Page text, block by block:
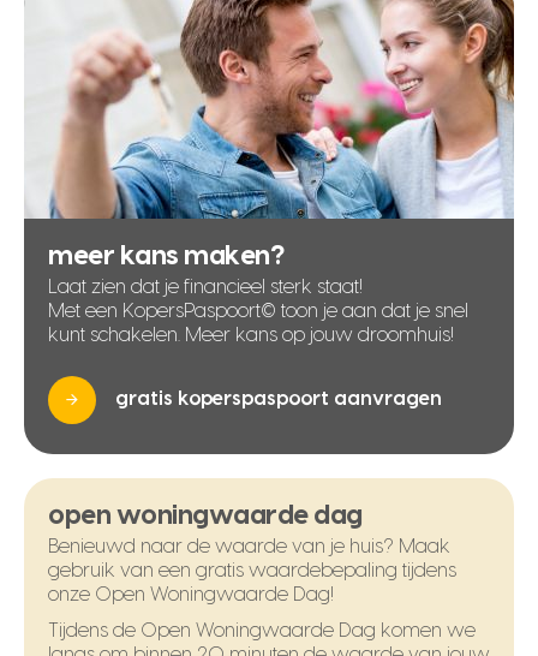
meer kans maken?
Laat zien dat je financieel sterk staat!
Met een KopersPaspoort© toon je aan dat je snel
kunt schakelen. Meer kans op jouw droomhuis!
gratis koperspaspoort aanvragen
open woningwaarde dag
Benieuwd naar de waarde van je huis? Maak
gebruik van een gratis waardebepaling tijdens
onze Open Woningwaarde Dag!
Tijdens de Open Woningwaarde Dag komen we